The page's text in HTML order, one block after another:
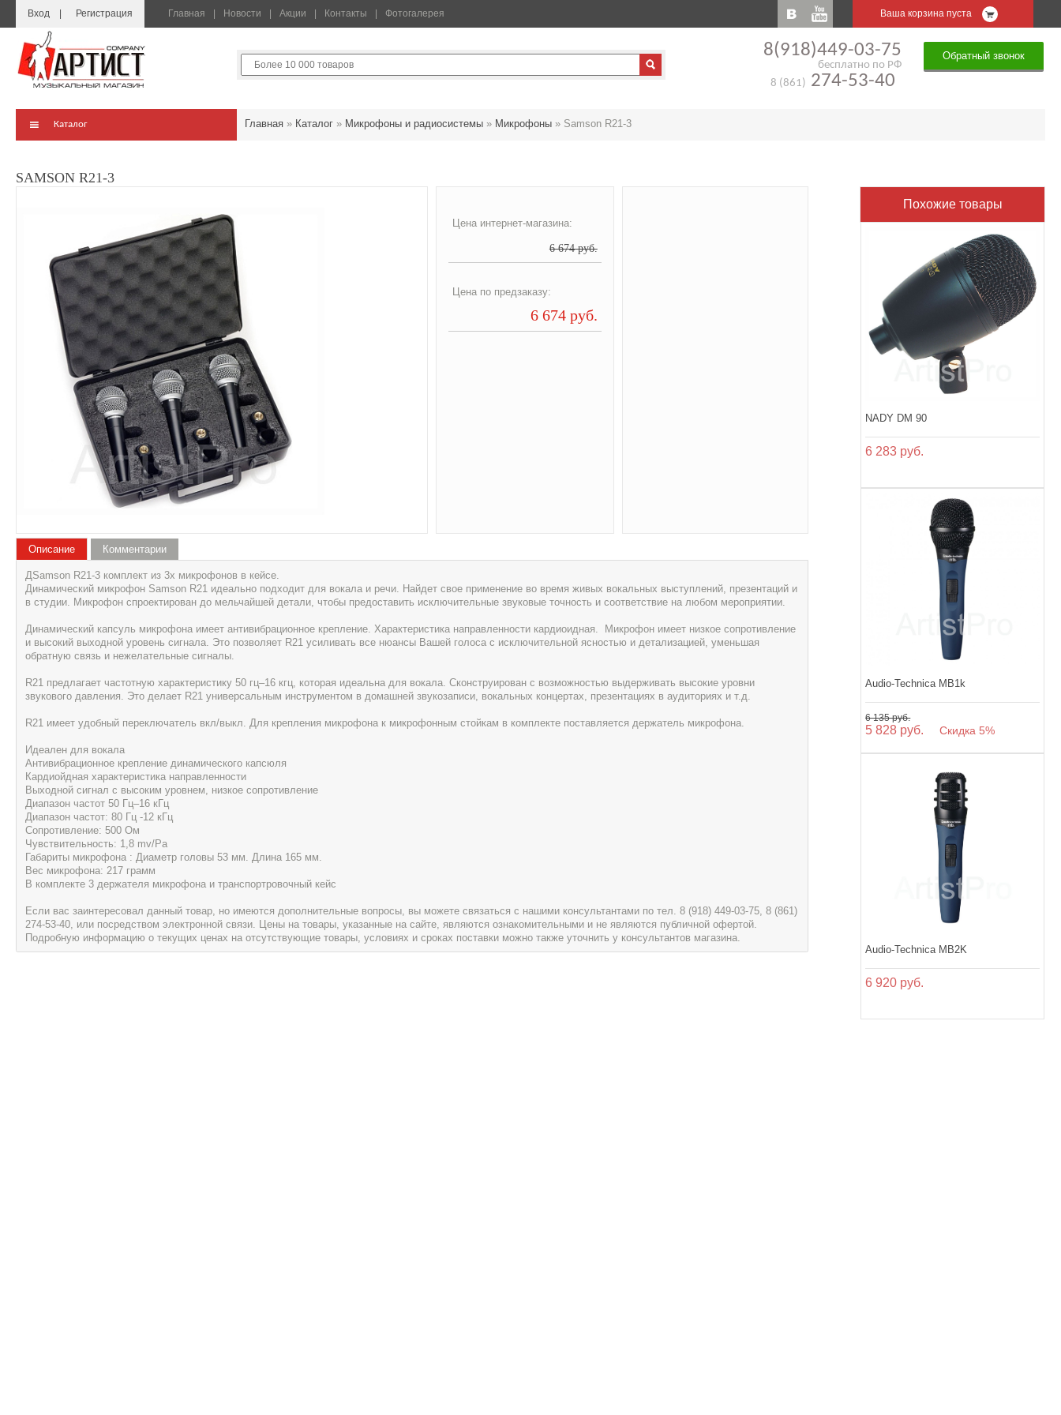
Вход Регистрация Главная Новости Акции Контакты Фотогалерея Ваша корзина пуста
8(918)449-03-75
бесплатно по РФ
8 (861) 274-53-40
Обратный звонок
Каталог Главная » Каталог » Микрофоны и радиосистемы » Микрофоны » Samson R21-3
SAMSON R21-3
Цена интернет-магазина:
6 674 руб.
Цена по предзаказу:
6 674 руб.
Похожие товары
NADY DM 90
6 283 руб.
Audio-Technica MB1k
6 135 руб.
5 828 руб. Скидка 5%
Audio-Technica MB2K
6 920 руб.
Описание
ДSamson R21-3 комплект из 3х микрофонов в кейсе.
Динамический микрофон Samson R21 идеально подходит для вокала и речи. Найдет свое применение во время живых вокальных выступлений, презентаций и
в студии. Микрофон спроектирован до мельчайшей детали, чтобы предоставить исключительные звуковые точность и соответствие на любом мероприятии.
Динамический капсуль микрофона имеет антивибрационное крепление. Характеристика направленности кардиоидная. Микрофон имеет низкое сопротивление
и высокий выходной уровень сигнала. Это позволяет R21 усиливать все нюансы Вашей голоса с исключительной ясностью и детализацией, уменьшая
обратную связь и нежелательные сигналы.
R21 предлагает частотную характеристику 50 гц–16 кгц, которая идеальна для вокала. Сконструирован с возможностью выдерживать высокие уровни
звукового давления. Это делает R21 универсальным инструментом в домашней звукозаписи, вокальных концертах, презентациях в аудиториях и т.д.
R21 имеет удобный переключатель вкл/выкл. Для крепления микрофона к микрофонным стойкам в комплекте поставляется держатель микрофона.
Идеален для вокала
Антивибрационное крепление динамического капсюля
Кардиойдная характеристика направленности
Выходной сигнал с высоким уровнем, низкое сопротивление
Диапазон частот 50 Гц–16 кГц
Диапазон частот: 80 Гц -12 кГц
Сопротивление: 500 Ом
Чувствительность: 1,8 mv/Pa
Габариты микрофона : Диаметр головы 53 мм. Длина 165 мм.
Вес микрофона: 217 грамм
В комплекте 3 держателя микрофона и транспортровочный кейс
Если вас заинтересовал данный товар, но имеются дополнительные вопросы, вы можете связаться с нашими консультантами по тел. 8 (918) 449-03-75, 8 (861)
274-53-40, или посредством электронной связи. Цены на товары, указанные на сайте, являются ознакомительными и не являются публичной офертой.
Подробную информацию о текущих ценах на отсутствующие товары, условиях и сроках поставки можно также уточнить у консультантов магазина.
Комментарии